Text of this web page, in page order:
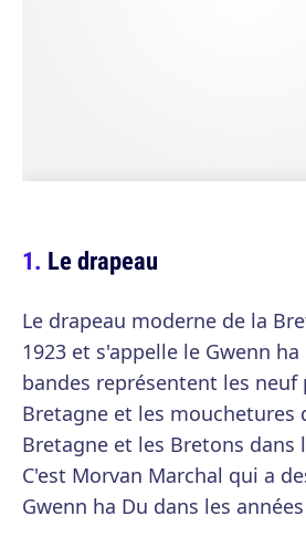
Le drapeau
Le drapeau moderne de la
1923 et s'appelle le Gwenn
bandes représentent les neuf
Bretagne et les mouchetures
Bretagne et les Bretons dans
C'est Morvan Marchal qui a
Gwenn ha Du dans les